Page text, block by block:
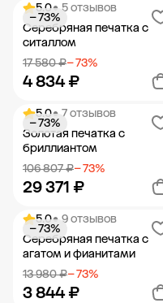
Добавить в
5.0• 5 отзывов
Серебряная печатка с
ситаллом
17 580 ₽− 73%
4 834 ₽
− 73%
Добавить в
5.0• 7 отзывов
Золотая печатка с
бриллиантом
106 807 ₽− 73%
29 371 ₽
− 73%
Добавить в
5.0• 9 отзывов
Серебряная печатка с
агатом и фианитами
13 980 ₽− 73%
3 844 ₽
− 73%